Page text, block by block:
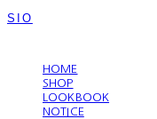
SIO
HOME
SHOP
LOOKBOOK
NOTICE